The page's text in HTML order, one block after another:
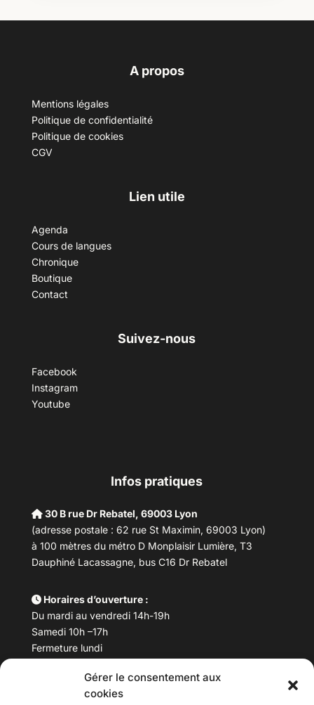
Gérer le consentement aux
cookies
A propos
Mentions légales
Politique de confidentialité
Politique de cookies
CGV
Lien utile
Agenda
Cours de langues
Chronique
Boutique
Contact
Suivez-nous
Facebook
Instagram
Youtube
Infos pratiques
30 B rue Dr Rebatel, 69003 Lyon
(adresse postale : 62 rue St Maximin, 69003 Lyon)
à 100 mètres du métro D Monplaisir Lumière, T3
Dauphiné Lacassagne, bus C16 Dr Rebatel
Horaires d’ouverture :
Du mardi au vendredi 14h-19h
Samedi 10h –17h
Fermeture lundi
Téléphone : 04 78 53 06 40
maisondesculturesasiatiques@asiexpo.com